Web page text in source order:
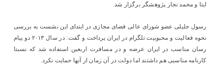
ایتا و محمد نجار پژوهشگر برگزار شد.
رسول جلیلی عضو شورای عالی فضای مجازی در ابتدای این نشست به بررسی
نحوه فعالیت و محبوبیت تلگرام در ایران پرداخت و گفت: در سال ۲۰۱۳ دو پیام
رسان مناسب در ایران عرضه و در مسافرت اربعین استفاده شد که نسبتا
کارنامه مناسبی هم داشتند اما دولت در آن زمان از آنها حمایت نکرد.